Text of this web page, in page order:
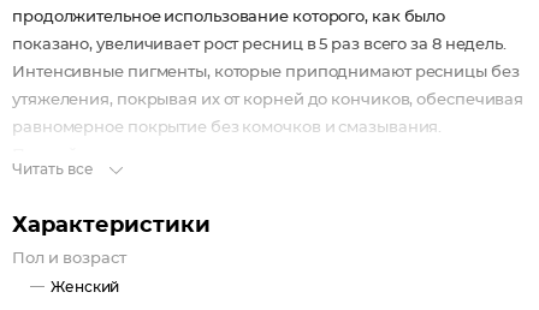
продолжительное использование которого, как было
показано, увеличивает рост ресниц в 5 раз всего за 8 недель.
Интенсивные пигменты, которые приподнимают ресницы без
утяжеления, покрывая их от корней до кончиков, обеспечивая
равномерное покрытие без комочков и смазывания.
Читать все
Характеристики
Пол и возраст
Женский